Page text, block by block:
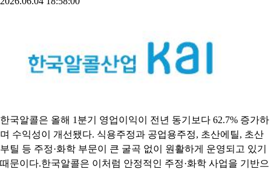
한국알콜은 올해 1분기 영업이익이 전년 동기보다 62.7% 증가하
며 수익성이 개선됐다. 식용주정과 공업용주정, 초산에틸, 초산
부틸 등 주정·화학 부문이 큰 굴곡 없이 원활하게 운영되고 있기
때문이다.한국알콜은 이처럼 안정적인 주정·화학 사업을 기반으